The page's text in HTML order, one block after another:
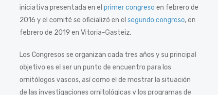
iniciativa presentada en el primer congreso en febrero de
2016 y el comité se oficializó en el segundo congreso, en
febrero de 2019 en Vitoria-Gasteiz.
Los Congresos se organizan cada tres años y su principal
objetivo es el ser un punto de encuentro para los
ornitólogos vascos, así como el de mostrar la situación
de las investigaciones ornitológicas y los programas de